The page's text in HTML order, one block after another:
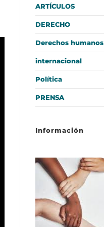
ARTÍCULOS
DERECHO
Derechos humanos
internacional
Política
PRENSA
Información